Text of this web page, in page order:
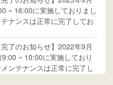
~ 16:00に実施しておりまし
ナンスは正常に完了してお
完了のお知らせ】2022年9月
~ 10:00に実施しており
ンテナンスは正常に完了し